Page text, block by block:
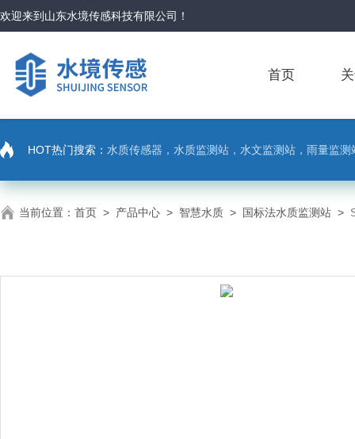
欢迎来到 山东水境传感科技有限公司 ！
首页
HOT热门搜索： 水质传感器，水质监测站，水文监测站，雨量监
当前位置： 首页 > 产品中心 > 智慧水质 > 国标法水质监测站 >